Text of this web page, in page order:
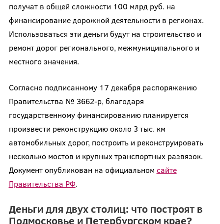
получат в общей сложности 100 млрд руб. на
финансирование дорожной деятельности в регионах.
Использоваться эти деньги будут на строительство и
ремонт дорог регионального, межмуниципального и
местного значения.
Согласно подписанному 17 декабря распоряжению
Правительства № 3662-р, благодаря
государственному финансированию планируется
произвести реконструкцию около 3 тыс. км
автомобильных дорог, построить и реконструировать
несколько мостов и крупных транспортных развязок.
Документ опубликован на официальном сайте
Правительства РФ.
Деньги для двух столиц: что построят в
Подмосковье и Петербургском крае?